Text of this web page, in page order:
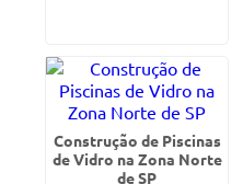
Construção de Piscinas
de Vidro na Zona Norte
de SP